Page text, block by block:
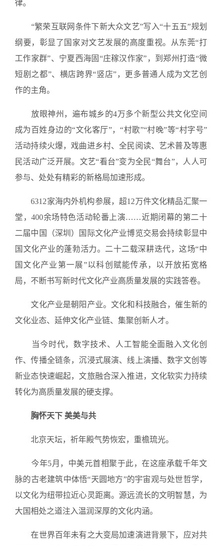
律。
“繁荣互联网条件下新大众文艺”写入“十五五”规划
纲要，彰显了国家对文艺发展的高度重视。从东莞“打
工作家群”、宁夏西海固“庄稼汉作家”，到郑州打造“微
短剧之都”、横店跨界“竖店”，更多普通人成为文艺创
作的主角。
放眼神州，遍布城乡的4万多个新型公共文化空间
成为百姓身边的“文化客厅”，“村歌”“村晚”等“村字号”
活动持续火爆，戏曲进乡村、全民阅读、艺术普及等惠
民活动广泛开展。文艺“看台”变为全民“舞台”，人人可
参与、处处有精彩的新格局加速形成。
6312家海内外机构参展，超12万件文化精品汇聚一
堂，400余场特色活动轮番上演……近期闭幕的第二十
二届中国（深圳）国际文化产业博览交易会持续彰显中
国文化产业的蓬勃活力。二十二载深耕迭代，这场“中
国文化产业第一展”以科创赋能传承，以开放拓宽格
局，不断书写新时代文化产业高质量发展的实践答卷。
文化产业是朝阳产业。文化和科技融合，催生新的
文化业态、延伸文化产业链、集聚创新人才。
当今时代，数字技术、人工智能全面融入文化创
作、传播全链条，沉浸式展演、线上演播、数字文创等
新业态快速崛起，文旅融合深入推进，文化软实力持续
转化为高质量发展的硬支撑。
胸怀天下 美美与共
北京天坛，祈年殿气势恢宏，重檐琉光。
今年5月，中美元首相聚于此，在这座承载千年文
脉的古老建筑中体悟“天圆地方”的宇宙观与处世哲学，
以文化为纽带拉近心灵距离。源远流长的文明智慧，为
大国相处之道注入温润深厚的文化内涵。
在世界百年未有之大变局加速演进背景下，应对共